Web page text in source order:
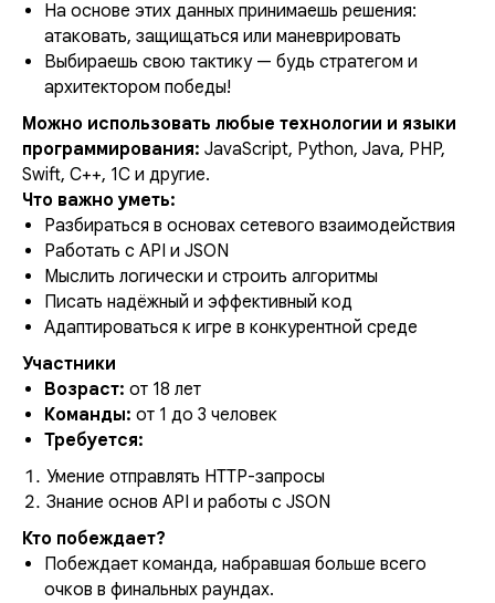
На основе этих данных принимаешь решения:
атаковать, защищаться или маневрировать
Выбираешь свою тактику — будь стратегом и
архитектором победы!
Можно использовать любые технологии и языки
программирования: JavaScript, Python, Java, PHP,
Swift, C++, 1C и другие.
Что важно уметь:
Разбираться в основах сетевого взаимодействия
Работать с API и JSON
Мыслить логически и строить алгоритмы
Писать надёжный и эффективный код
Адаптироваться к игре в конкурентной среде
Участники
Возраст: от 18 лет
Команды: от 1 до 3 человек
Требуется:
Умение отправлять HTTP-запросы
Знание основ API и работы с JSON
Кто побеждает?
Побеждает команда, набравшая больше всего
очков в финальных раундах.